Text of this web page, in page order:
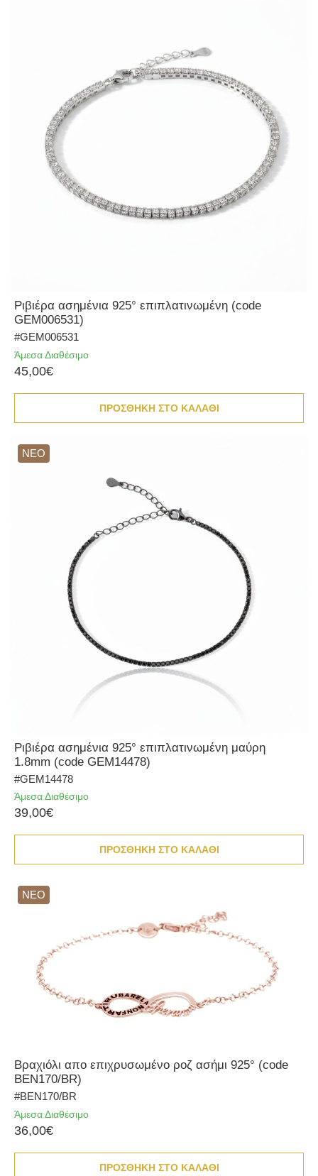
Ριβιέρα ασημένια 925° επιπλατινωμένη (code
GEM006531)
#GEM006531
Άμεσα Διαθέσιμο
45,00€
ΠΡΟΣΘΗΚΗ ΣΤΟ ΚΑΛΑΘΙ
ΝΕΟ
Ριβιέρα ασημένια 925° επιπλατινωμένη μαύρη
1.8mm (code GEM14478)
#GEM14478
Άμεσα Διαθέσιμο
39,00€
ΠΡΟΣΘΗΚΗ ΣΤΟ ΚΑΛΑΘΙ
ΝΕΟ
Βραχιόλι απο επιχρυσωμένο ροζ ασήμι 925° (code
BEN170/BR)
#BEN170/BR
Άμεσα Διαθέσιμο
36,00€
ΠΡΟΣΘΗΚΗ ΣΤΟ ΚΑΛΑΘΙ